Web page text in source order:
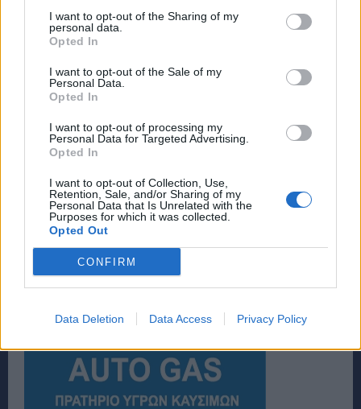
I want to opt-out of the Sharing of my
personal data.
Opted In
I want to opt-out of the Sale of my
Personal Data.
Opted In
I want to opt-out of processing my
Personal Data for Targeted Advertising.
Opted In
I want to opt-out of Collection, Use,
Retention, Sale, and/or Sharing of my
Personal Data that Is Unrelated with the
Purposes for which it was collected.
Opted Out
CONFIRM
Data Deletion Data Access Privacy Policy